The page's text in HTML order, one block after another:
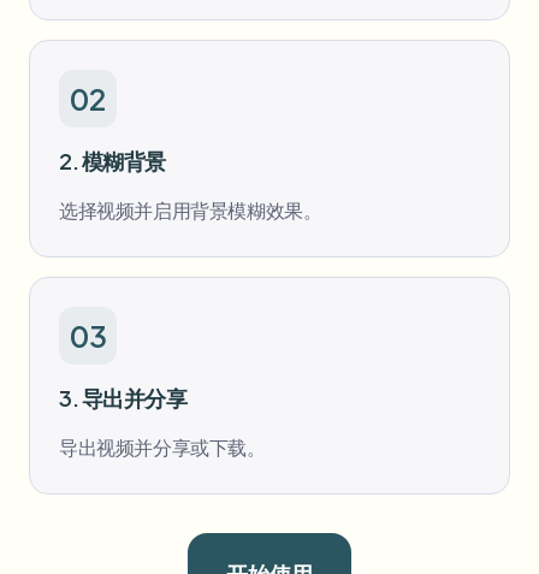
联系表单
视频智能
批量背景移除
02
2. 模糊背景
选择视频并启用背景模糊效果。
03
3. 导出并分享
导出视频并分享或下载。